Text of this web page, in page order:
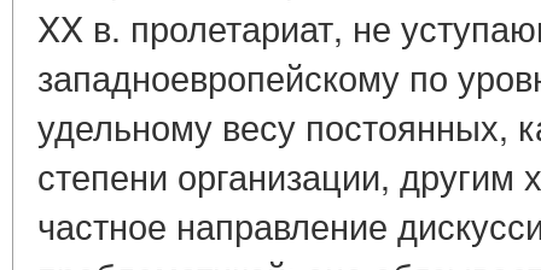
XX в. пролетариат, не
западноевропейскому по
удельному весу постоянных,
степени организации, другим
частное направление